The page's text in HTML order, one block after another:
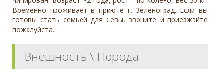
Временно проживает в приюте г. Зеленоград. Если вы
готовы стать семьей для Севы, звоните и приезжайте
пожалуйста.
Внешность \ Порода